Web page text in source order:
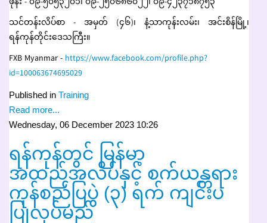
သင်တန်းလိပ်စာ - အမှတ် (၄၆)၊ နံ့သာကုန်းလမ်း၊ အင်းစိန်မြို့၊
ရန်ကုန်တိုင်းဒေသကြီး။
FXB Myanmar - https://www.facebook.com/profile.php?
id=100063674695029
Published in Training
Read more...
Wednesday, 06 December 2023 10:26
ရန်ကုန်တွင် မြန်မာ့
အထည်အလိပ်နှင့် စက်ယန္တရား
ကုန်စည်ပြပွဲ (၃) ရက် ကျင်းပ
ပြုလုပ်မည်